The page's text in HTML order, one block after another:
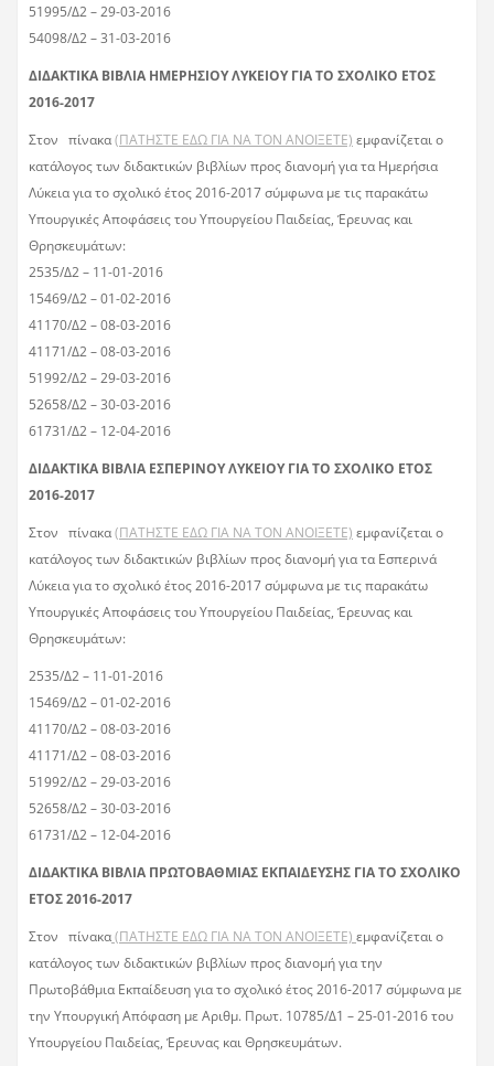
51995/Δ2 – 29-03-2016
54098/Δ2 – 31-03-2016
ΔΙΔΑΚΤΙΚΑ ΒΙΒΛΙΑ ΗΜΕΡΗΣΙΟΥ ΛΥΚΕΙΟΥ ΓΙΑ ΤΟ ΣΧΟΛΙΚΟ ΕΤΟΣ
2016-2017
Στον πίνακα(ΠΑΤΗΣΤΕ ΕΔΩ ΓΙΑ ΝΑ ΤΟΝ ΑΝΟΙΞΕΤΕ) εμφανίζεται ο
κατάλογος των διδακτικών βιβλίων προς διανομή για τα Ημερήσια
Λύκεια για το σχολικό έτος 2016-2017 σύμφωνα με τις παρακάτω
Υπουργικές Αποφάσεις του Υπουργείου Παιδείας, Έρευνας και
Θρησκευμάτων:
2535/Δ2 – 11-01-2016
15469/Δ2 – 01-02-2016
41170/Δ2 – 08-03-2016
41171/Δ2 – 08-03-2016
51992/Δ2 – 29-03-2016
52658/Δ2 – 30-03-2016
61731/Δ2 – 12-04-2016
ΔΙΔΑΚΤΙΚΑ ΒΙΒΛΙΑ ΕΣΠΕΡΙΝΟΥ ΛΥΚΕΙΟΥ ΓΙΑ ΤΟ ΣΧΟΛΙΚΟ ΕΤΟΣ
2016-2017
Στον πίνακα(ΠΑΤΗΣΤΕ ΕΔΩ ΓΙΑ ΝΑ ΤΟΝ ΑΝΟΙΞΕΤΕ) εμφανίζεται ο
κατάλογος των διδακτικών βιβλίων προς διανομή για τα Εσπερινά
Λύκεια για το σχολικό έτος 2016-2017 σύμφωνα με τις παρακάτω
Υπουργικές Αποφάσεις του Υπουργείου Παιδείας, Έρευνας και
Θρησκευμάτων:
2535/Δ2 – 11-01-2016
15469/Δ2 – 01-02-2016
41170/Δ2 – 08-03-2016
41171/Δ2 – 08-03-2016
51992/Δ2 – 29-03-2016
52658/Δ2 – 30-03-2016
61731/Δ2 – 12-04-2016
ΔΙΔΑΚΤΙΚΑ ΒΙΒΛΙΑ ΠΡΩΤΟΒΑΘΜΙΑΣ ΕΚΠΑΙΔΕΥΣΗΣ ΓΙΑ ΤΟ ΣΧΟΛΙΚΟ
ΕΤΟΣ 2016-2017
Στον πίνακα(ΠΑΤΗΣΤΕ ΕΔΩ ΓΙΑ ΝΑ ΤΟΝ ΑΝΟΙΞΕΤΕ) εμφανίζεται ο
κατάλογος των διδακτικών βιβλίων προς διανομή για την
Πρωτοβάθμια Εκπαίδευση για το σχολικό έτος 2016-2017 σύμφωνα με
την Υπουργική Απόφαση με Αριθμ. Πρωτ. 10785/Δ1 – 25-01-2016 του
Υπουργείου Παιδείας, Έρευνας και Θρησκευμάτων.